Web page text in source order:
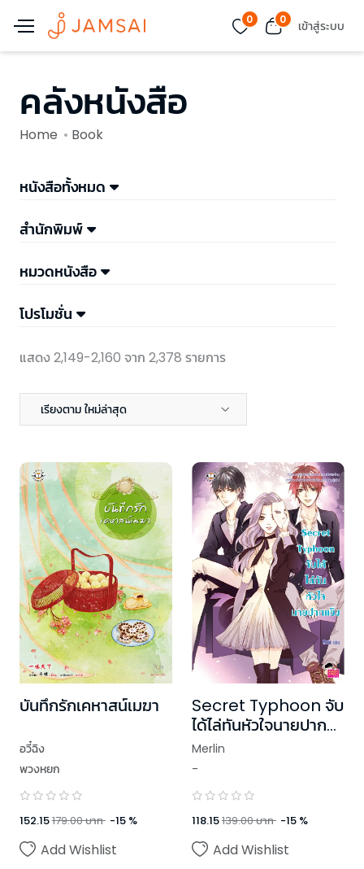
0 0 เข้าสู่ระบบ
คลังหนังสือ
Home Book
หนังสือทั้งหมด
สำนักพิมพ์
หมวดหนังสือ
โปรโมชั่น
แสดง 2,149-2,160 จาก 2,378 รายการ
เรียงตาม ใหม่ล่าสุด
บันทึกรักเคหาสน์เมฆา
อวี๋ฉิง
พวงหยก
152.15179.00บาท -15 %
Add Wishlist
Secret Typhoon จับ
ได้ไล่ทันหัวใจนายปาก
แข็ง
Merlin
-
118.15139.00บาท -15 %
Add Wishlist